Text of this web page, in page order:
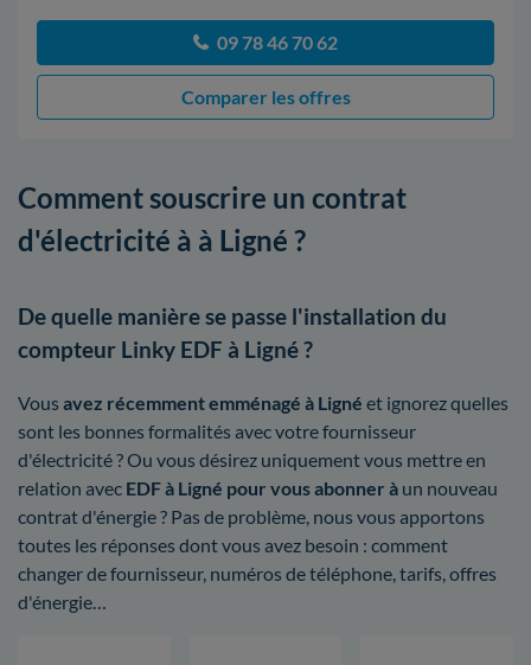
09 78 46 70 62
Comparer les offres
Comment souscrire un contrat
d'électricité à à Ligné ?
De quelle manière se passe l'installation du
compteur Linky EDF à Ligné ?
Vous avez récemment emménagé à Ligné et ignorez quelles
sont les bonnes formalités avec votre fournisseur
d'électricité ? Ou vous désirez uniquement vous mettre en
relation avec EDF à Ligné pour vous abonner à un nouveau
contrat d'énergie ? Pas de problème, nous vous apportons
toutes les réponses dont vous avez besoin : comment
changer de fournisseur, numéros de téléphone, tarifs, offres
d'énergie…